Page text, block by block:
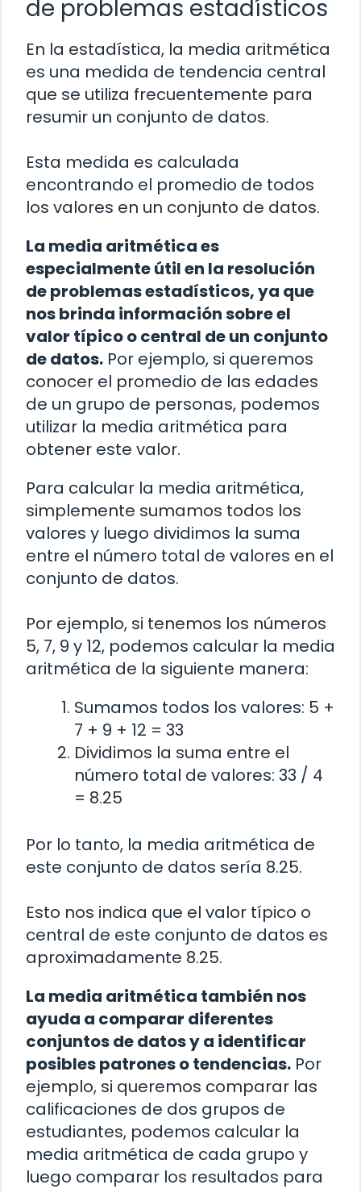
de problemas estadísticos
En la estadística, la media aritmética
es una medida de tendencia central
que se utiliza frecuentemente para
resumir un conjunto de datos.
Esta medida es calculada
encontrando el promedio de todos
los valores en un conjunto de datos.
La media aritmética es
especialmente útil en la resolución
de problemas estadísticos, ya que
nos brinda información sobre el
valor típico o central de un conjunto
de datos. Por ejemplo, si queremos
conocer el promedio de las edades
de un grupo de personas, podemos
utilizar la media aritmética para
obtener este valor.
Para calcular la media aritmética,
simplemente sumamos todos los
valores y luego dividimos la suma
entre el número total de valores en el
conjunto de datos.
Por ejemplo, si tenemos los números
5, 7, 9 y 12, podemos calcular la media
aritmética de la siguiente manera:
Sumamos todos los valores: 5 +
7 + 9 + 12 = 33
Dividimos la suma entre el
número total de valores: 33 / 4
= 8.25
Por lo tanto, la media aritmética de
este conjunto de datos sería 8.25.
Esto nos indica que el valor típico o
central de este conjunto de datos es
aproximadamente 8.25.
La media aritmética también nos
ayuda a comparar diferentes
conjuntos de datos y a identificar
posibles patrones o tendencias. Por
ejemplo, si queremos comparar las
calificaciones de dos grupos de
estudiantes, podemos calcular la
media aritmética de cada grupo y
luego comparar los resultados para